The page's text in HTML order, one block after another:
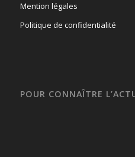
Mention légales
Politique de confidentialité
POUR CONNAÎTRE